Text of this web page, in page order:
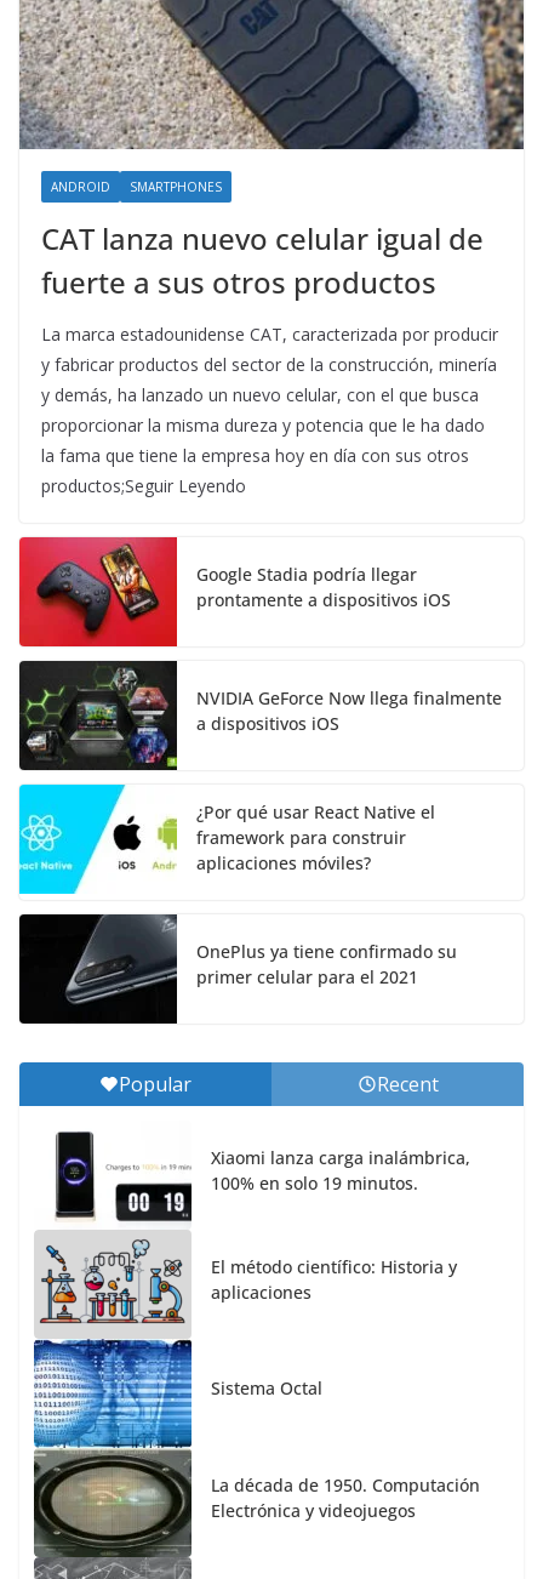
ANDROID SMARTPHONES
CAT lanza nuevo celular igual de
fuerte a sus otros productos
La marca estadounidense CAT, caracterizada por producir
y fabricar productos del sector de la construcción, minería
y demás, ha lanzado un nuevo celular, con el que busca
proporcionar la misma dureza y potencia que le ha dado
la fama que tiene la empresa hoy en día con sus otros
productos;Seguir Leyendo
Google Stadia podría llegar
prontamente a dispositivos iOS
NVIDIA GeForce Now llega finalmente
a dispositivos iOS
¿Por qué usar React Native el
framework para construir
aplicaciones móviles?
OnePlus ya tiene confirmado su
primer celular para el 2021
Popular Recent
Xiaomi lanza carga inalámbrica,
100% en solo 19 minutos.
El método científico: Historia y
aplicaciones
Sistema Octal
La década de 1950. Computación
Electrónica y videojuegos